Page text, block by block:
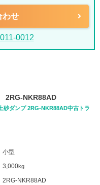
わせ
0012
NKR88AD
砂ダンプ 2RG-NKR88AD中古トラ
小型
3,000kg
2RG-NKR88AD